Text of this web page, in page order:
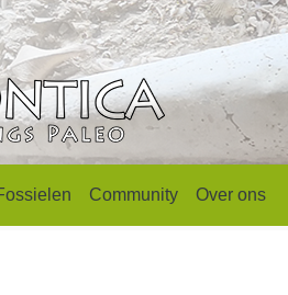
Community Over ons